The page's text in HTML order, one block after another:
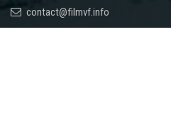
contact@filmvf.info